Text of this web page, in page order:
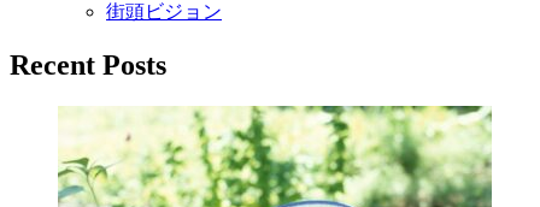
街頭ビジョン
Recent Posts